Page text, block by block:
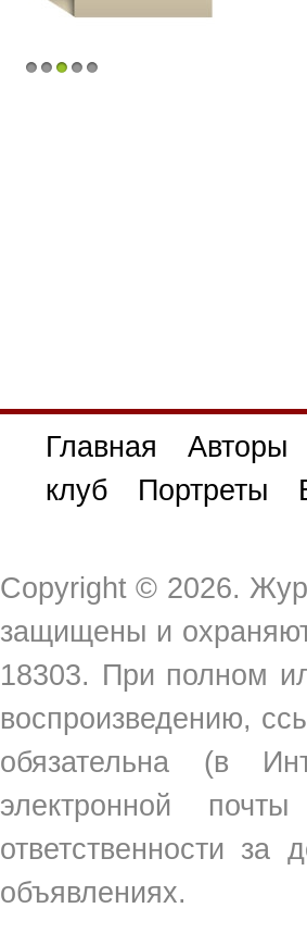
Главная Авторы
клуб
Портреты
Copyright © 2026.
защищены и
18303. При полном
воспроизведению,
обязательна (в
электронной
ответственности
объявлениях.